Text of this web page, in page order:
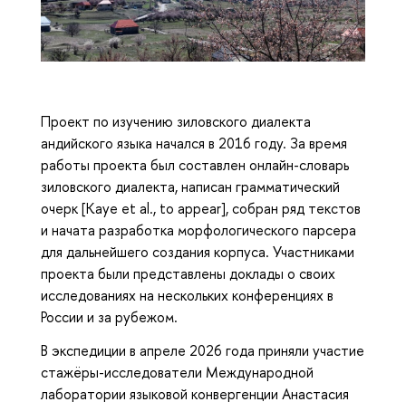
Проект по изучению зиловского диалекта
андийского языка начался в 2016 году. За время
работы проекта был составлен онлайн-словарь
зиловского диалекта, написан грамматический
очерк [Kaye et al., to appear], собран ряд текстов
и начата разработка морфологического парсера
для дальнейшего создания корпуса. Участниками
проекта были представлены доклады о своих
исследованиях на нескольких конференциях в
России и за рубежом.
В экспедиции в апреле 2026 года приняли участие
стажёры-исследователи Международной
лаборатории языковой конвергенции Анастасия